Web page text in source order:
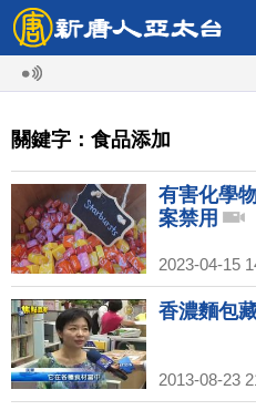
關鍵字：食品添加
有害化學
案禁用
2023-04-15
香濃麵包
2013-08-23